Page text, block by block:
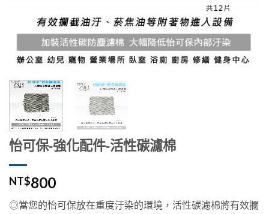
怡可保-強化配件-活性碳濾棉
NT$800
◎當您的怡可保放在重度汙染的環境，活性碳濾棉將有效攔